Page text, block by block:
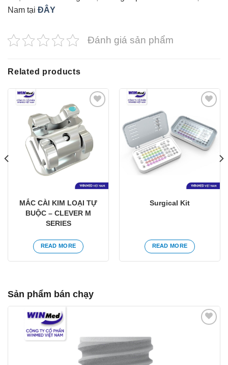
Nam tại ĐÂY
Đánh giá sản phẩm
Related products
thích
MẮC CÀI KIM LOẠI TỰ
BUỘC – CLEVER M
SERIES
READ MORE
Yêu
thích
Surgical Kit
READ MORE
Sản phẩm bán chạy